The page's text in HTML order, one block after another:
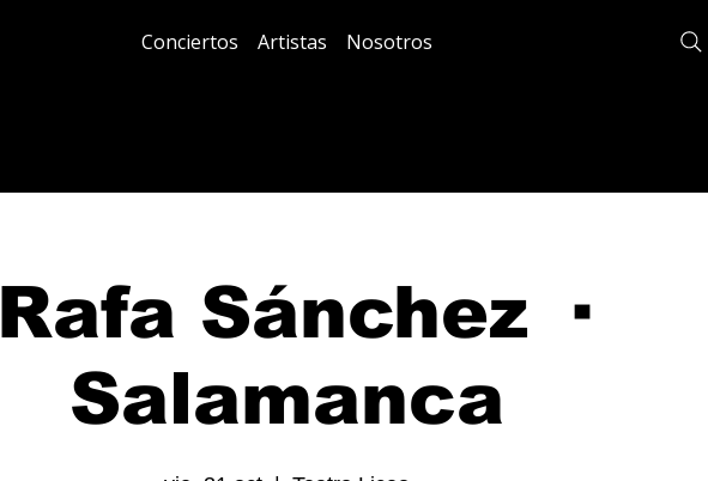
Conciertos Artistas Nosotros
Rafa Sánchez ·
Salamanca